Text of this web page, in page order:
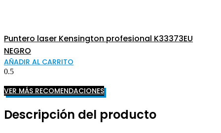
Puntero laser Kensington profesional K33373EU
NEGRO
AÑADIR AL CARRITO
VER MÁS RECOMENDACIONES
Descripción del producto